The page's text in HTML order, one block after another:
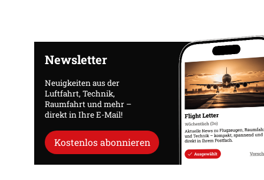
Newsletter
Neuigkeiten aus der
Luftfahrt, Technik,
Raumfahrt und mehr –
direkt in Ihre E-Mail!
Kostenlos abonnieren